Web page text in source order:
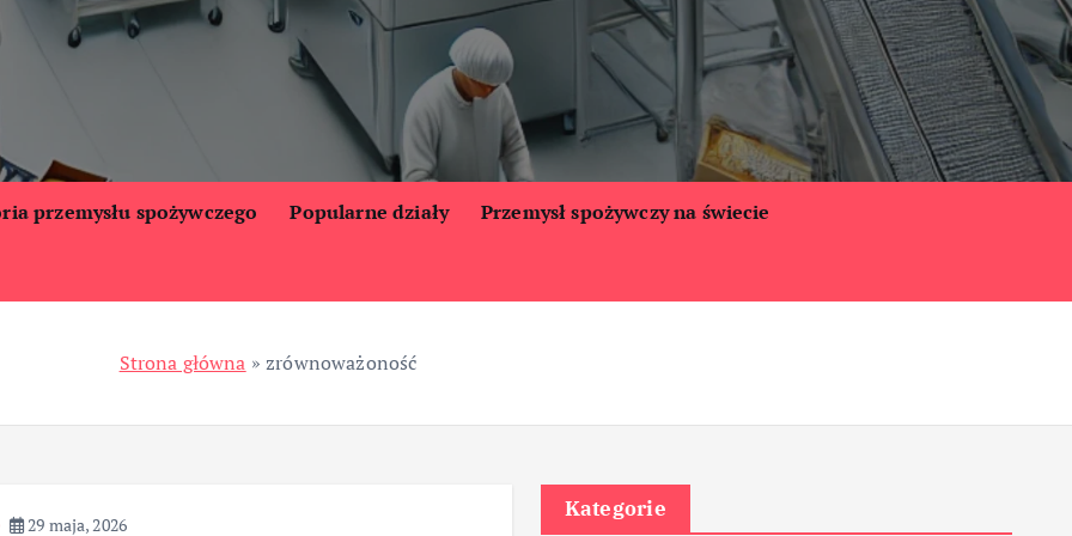
przemysłu spożywczego Popularne działy Przemysł spożywczy na świecie
Strona główna »zrównoważoność
29 maja, 2026
Kategorie